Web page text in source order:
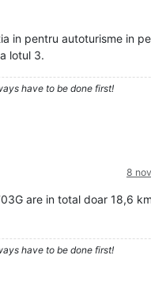
in pentru autoturisme in
lotul 3.
have to be done first!
8
are in total doar 18,6
have to be done first!